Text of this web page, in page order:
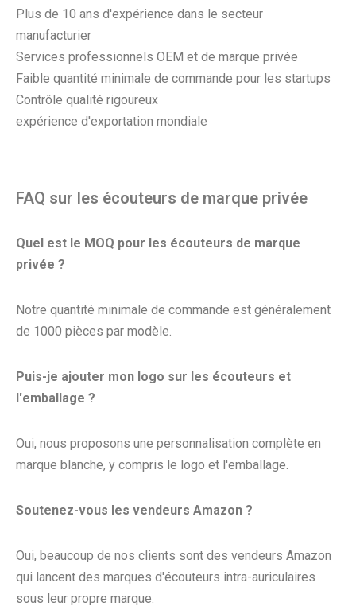
Plus de 10 ans d'expérience dans le secteur
manufacturier
Services professionnels OEM et de marque privée
Faible quantité minimale de commande pour les startups
Contrôle qualité rigoureux
expérience d'exportation mondiale
FAQ sur les écouteurs de marque privée
Quel est le MOQ pour les écouteurs de marque
privée ?
Notre quantité minimale de commande est généralement
de 1000 pièces par modèle.
Puis-je ajouter mon logo sur les écouteurs et
l'emballage ?
Oui, nous proposons une personnalisation complète en
marque blanche, y compris le logo et l'emballage.
Soutenez-vous les vendeurs Amazon ?
Oui, beaucoup de nos clients sont des vendeurs Amazon
qui lancent des marques d'écouteurs intra-auriculaires
sous leur propre marque.